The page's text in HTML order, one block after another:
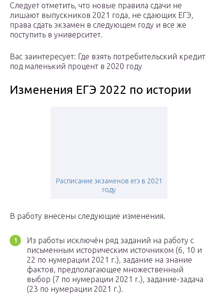
Следует отметить, что новые правила сдачи не
лишают выпускников 2021 года, не сдающих ЕГЭ,
права сдать экзамен в следующем году и все же
поступить в университет.
Вас заинтересует: Где взять потребительский кредит
под маленький процент в 2020 году
Изменения ЕГЭ 2022 по истории
Расписание экзаменов егэ в 2021
году
В работу внесены следующие изменения.
Из работы исключён ряд заданий на работу с
письменным историческим источником (6, 10 и
22 по нумерации 2021 г.), задание на знание
фактов, предполагающее множественный
выбор (7 по нумерации 2021 г.), задание-задача
(23 по нумерации 2021 г.).